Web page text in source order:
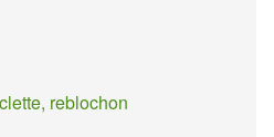
reblochon